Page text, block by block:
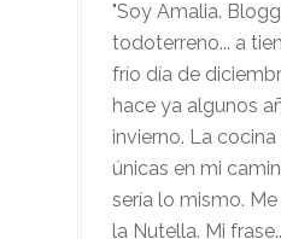
"Soy Amalia.
todoterreno... a
frío día de
hace ya algunos
invierno. La cocina
únicas en mi
sería lo mismo.
la Nutella. Mi